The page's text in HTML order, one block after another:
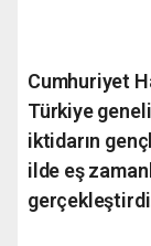
Cumhuriyet
Türkiye
iktidarın
ilde eş